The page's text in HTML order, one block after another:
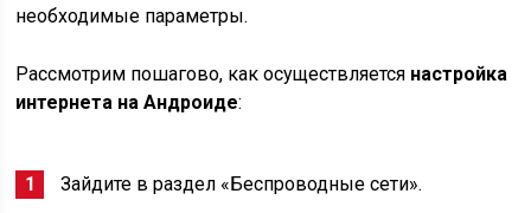
необходимые параметры.
Рассмотрим пошагово, как осуществляется настройка
интернета на Андроиде:
Зайдите в раздел «Беспроводные сети».